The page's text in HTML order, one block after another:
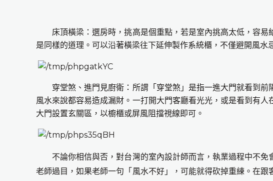
床頂橫梁：選房時，挑高是個重點，若是室內挑高太低，容易
是同樣的道理。可以沿著橫梁往下延伸製作系統櫃，不僅避開風水
穿堂煞、進門見廚衛：所謂「穿堂煞」是指一進大門就看到前
風水來說都容易造成漏財。一打開大門客廳看光光，或是看到有
大門設置玄關區，以櫥櫃或屏風阻擋視線即可。
不論你相信與否，對台灣的室內設計師而言，執業過程中不免
老師過目，如果老師一句「風水不好」，可能就得砍掉重練。在跟